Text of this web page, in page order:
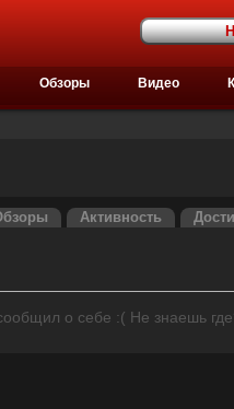
Обзоры Видео
Активность
о себе :( Не знаешь